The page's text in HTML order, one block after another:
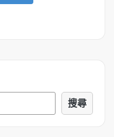
搜尋